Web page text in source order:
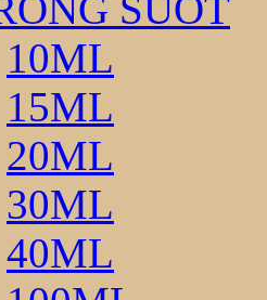
10ML
15ML
20ML
30ML
40ML